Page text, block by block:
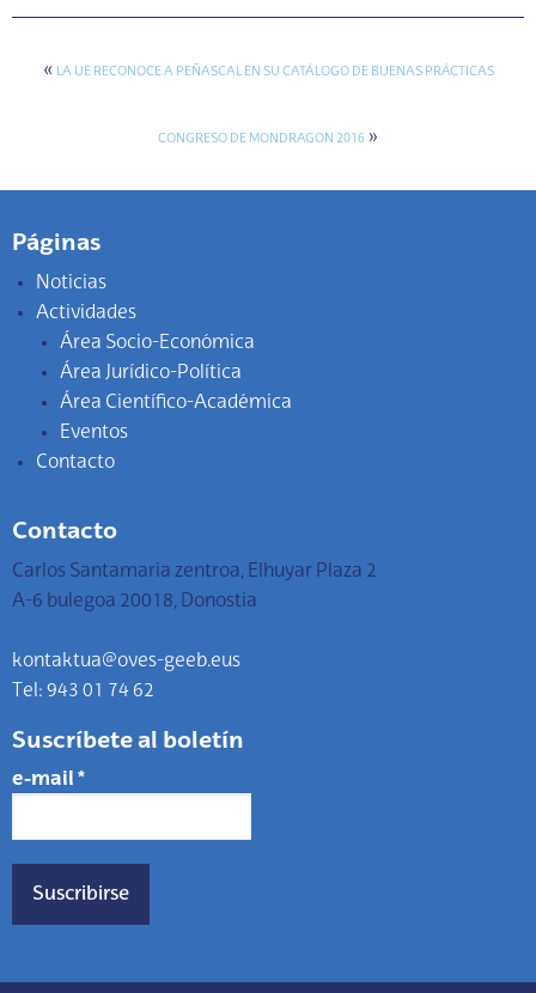
« LA UE RECONOCE A PEÑASCAL EN SU CATÁLOGO DE BUENAS PRÁCTICAS
CONGRESO DE MONDRAGON 2016 »
Páginas
Noticias
Actividades
Área Socio-Económica
Área Jurídico-Política
Área Científico-Académica
Eventos
Contacto
Contacto
Carlos Santamaria zentroa, Elhuyar Plaza 2
A-6 bulegoa 20018, Donostia
kontaktua@oves-geeb.eus
Tel: 943 01 74 62
Suscríbete al boletín
e-mail *